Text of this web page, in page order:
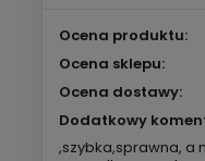
Ocena produktu:
Ocena sklepu:
Ocena dostawy:
Dodatkowy
,szybka,sprawna, a